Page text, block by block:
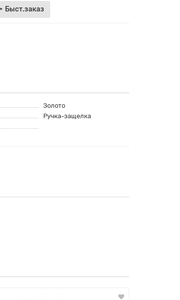
Быст.заказ
Золото
Ручка-защелка